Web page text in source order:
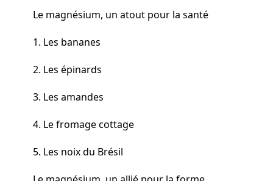
Le magnésium, un atout pour la santé
1. Les bananes
2. Les épinards
3. Les amandes
4. Le fromage cottage
5. Les noix du Brésil